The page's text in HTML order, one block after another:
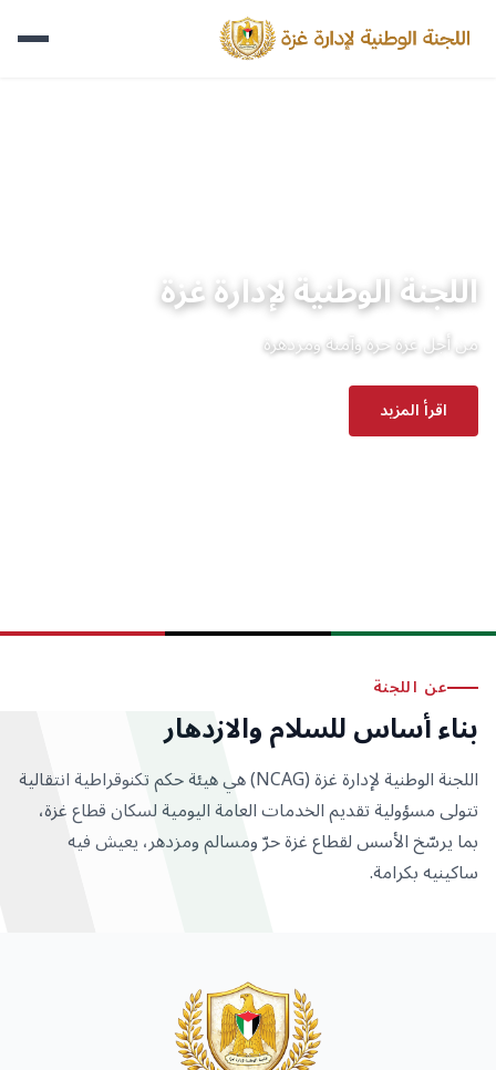
اللجنة الوطنية لإدارة غزة
من أجل غزة حرة وآمنة ومزدهرة
اقرأ المزيد
عن اللجنة
بناء أساس للسلام والازدهار
اللجنة الوطنية لإدارة غزة (NCAG) هي هيئة حكم تكنوقراطية انتقالية
تتولى مسؤولية تقديم الخدمات العامة اليومية لسكان قطاع غزة،
بما يرسّخ الأسس لقطاع غزة حرّ ومسالم ومزدهر، يعيش فيه
ساكينيه بكرامة.